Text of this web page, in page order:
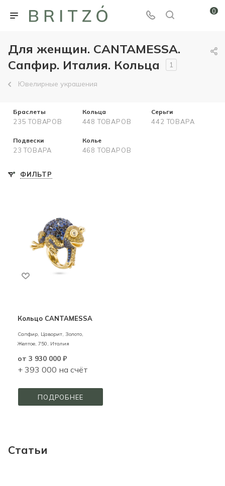
0
Для женщин. CANTAMESSA.
Сапфир. Италия. Кольца
1
Ювелирные украшения
Браслеты
235 ТОВАРОВ
Кольца
448 ТОВАРОВ
Серьги
442 ТОВАРА
Подвески
23 ТОВАРА
Колье
468 ТОВАРОВ
ФИЛЬТР
Кольцо CANTAMESSA
Сапфир, Цаворит, Золото,
Желтое, 750, Италия
от 3 930 000 ₽
+ 393 000 на счёт
ПОДРОБНЕЕ
Статьи